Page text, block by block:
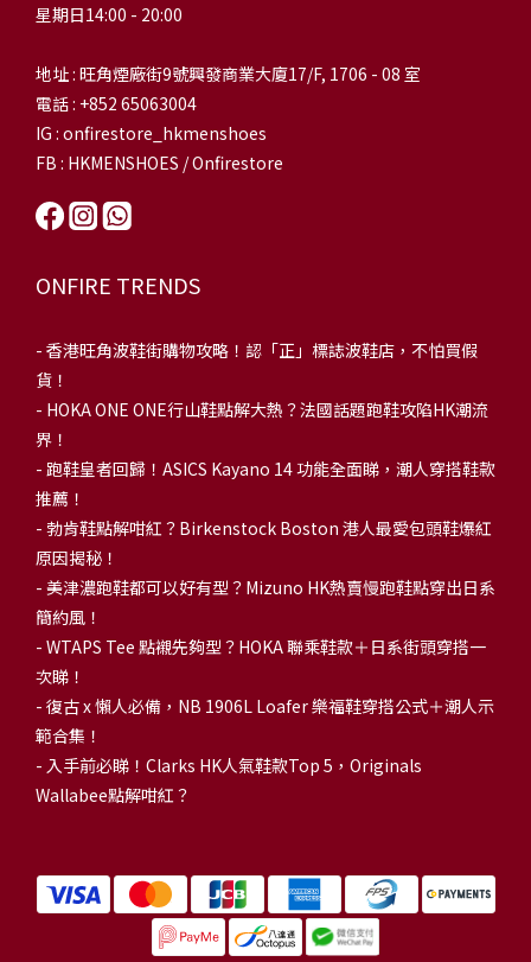
星期日14:00 - 20:00
地址 : 旺角煙廠街9號興發商業大廈17/F, 1706 - 08 室
電話 : +852 65063004
IG : onfirestore_hkmenshoes
FB : HKMENSHOES / Onfirestore
ONFIRE TRENDS
- 香港旺角波鞋街購物攻略！認「正」標誌波鞋店，不怕買假
貨！
- HOKA ONE ONE行山鞋點解大熱？法國話題跑鞋攻陷HK潮流
界！
- 跑鞋皇者回歸！ASICS Kayano 14 功能全面睇，潮人穿搭鞋款
推薦！
- 勃肯鞋點解咁紅？Birkenstock Boston 港人最愛包頭鞋爆紅
原因揭秘！
- 美津濃跑鞋都可以好有型？Mizuno HK熱賣慢跑鞋點穿出日系
簡約風！
- WTAPS Tee 點襯先夠型？HOKA 聯乘鞋款＋日系街頭穿搭一
次睇！
- 復古 x 懶人必備，NB 1906L Loafer 樂福鞋穿搭公式＋潮人示
範合集！
- 入手前必睇！Clarks HK人氣鞋款Top 5，Originals
Wallabee點解咁紅？